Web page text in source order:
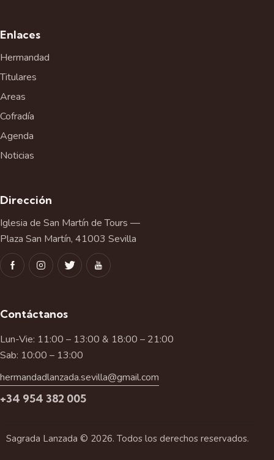
v
n
t
Enlaces
Hermandad
Titulares
Areas
Cofradía
Agenda
Noticias
Dirección
Iglesia de San Martín de Tours —
Plaza San Martín, 41003 Sevilla
Contáctanos
Lun-Vie: 11:00 – 13:00 & 18:00 – 21:00
Sab: 10:00 – 13:00
hermandadlanzada.sevilla@gmail.com
+34 954 382 005
Sagrada Lanzada © 2026. Todos los derechos reservados.